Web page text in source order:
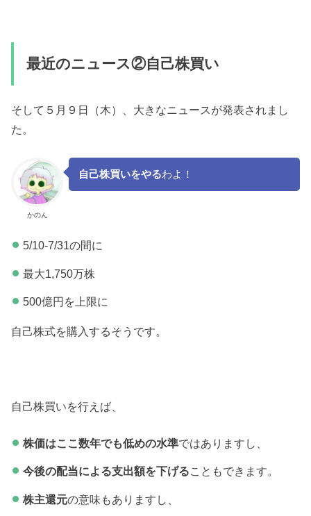
最近のニュース②自己株買い
そして５月９日（木）、大きなニュースが発表されまし
た。
かのん
自己株買いをやるわよ！
5/10-7/31の間に
最大1,750万株
500億円を上限に
自己株式を購入するそうです。
自己株買いを行えば、
株価はここ数年でも低めの水準ではありますし、
今後の配当による支出額を下げることもできます。
株主還元の意味もありますし、